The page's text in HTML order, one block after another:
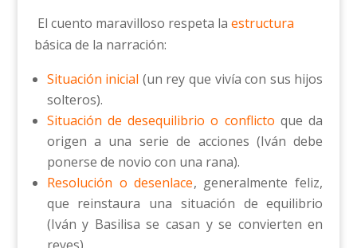
El cuento maravilloso respeta la estructura
básica de la narración:
Situación inicial (un rey que vivía con sus hijos
solteros).
Situación de desequilibrio o conflicto que da
origen a una serie de acciones (Iván debe
ponerse de novio con una rana).
Resolución o desenlace, generalmente feliz,
que reinstaura una situación de equilibrio
(Iván y Basilisa se casan y se convierten en